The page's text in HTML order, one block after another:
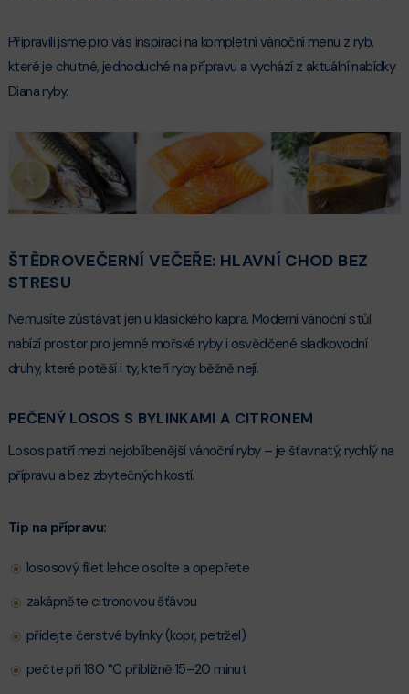
Připravili jsme pro vás inspiraci na kompletní vánoční menu z ryb,
které je chutné, jednoduché na přípravu a vychází z aktuální nabídky
Diana ryby.
ŠTĚDROVEČERNÍ VEČEŘE: HLAVNÍ CHOD BEZ
STRESU
Nemusíte zůstávat jen u klasického kapra. Moderní vánoční stůl
nabízí prostor pro jemné mořské ryby i osvědčené sladkovodní
druhy, které potěší i ty, kteří ryby běžně nejí.
PEČENÝ LOSOS S BYLINKAMI A CITRONEM
Losos patří mezi nejoblíbenější vánoční ryby – je šťavnatý, rychlý na
přípravu a bez zbytečných kostí.
Tip na přípravu:
lososový filet lehce osolte a opepřete
zakápněte citronovou šťávou
přidejte čerstvé bylinky (kopr, petržel)
pečte při 180 °C přibližně 15–20 minut